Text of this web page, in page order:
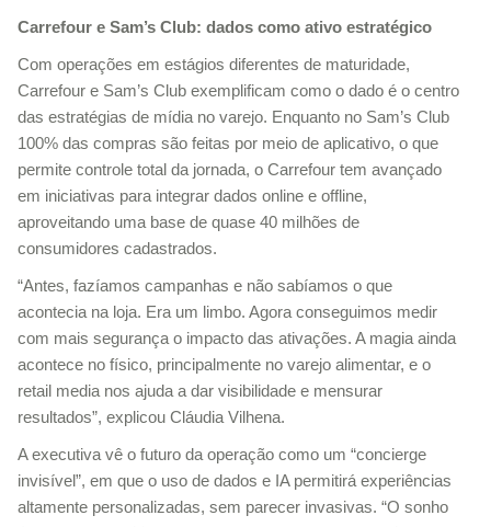
Carrefour e Sam’s Club: dados como ativo estratégico
Com operações em estágios diferentes de maturidade,
Carrefour e Sam’s Club exemplificam como o dado é o centro
das estratégias de mídia no varejo. Enquanto no Sam’s Club
100% das compras são feitas por meio de aplicativo, o que
permite controle total da jornada, o Carrefour tem avançado
em iniciativas para integrar dados online e offline,
aproveitando uma base de quase 40 milhões de
consumidores cadastrados.
“Antes, fazíamos campanhas e não sabíamos o que
acontecia na loja. Era um limbo. Agora conseguimos medir
com mais segurança o impacto das ativações. A magia ainda
acontece no físico, principalmente no varejo alimentar, e o
retail media nos ajuda a dar visibilidade e mensurar
resultados”, explicou Cláudia Vilhena.
A executiva vê o futuro da operação como um “concierge
invisível”, em que o uso de dados e IA permitirá experiências
altamente personalizadas, sem parecer invasivas. “O sonho